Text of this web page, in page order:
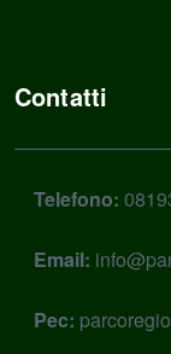
Contatti
Telefono:
Email:
Pec: